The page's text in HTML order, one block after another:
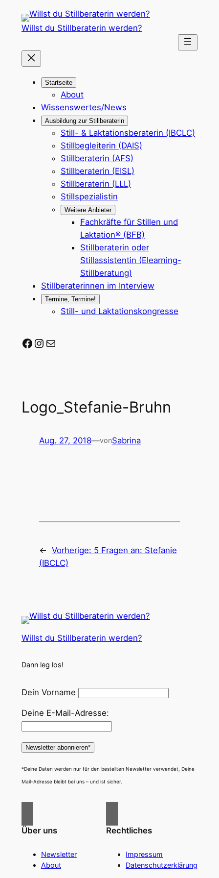
Inhalt
Willst du Stillberaterin werden?
Startseite
About
Wissenswertes/News
Ausbildung zur Stillberaterin
Still- & Laktationsberaterin (IBCLC)
Stillbegleiterin (DAIS)
Stillberaterin (AFS)
Stillberaterin (EISL)
Stillberaterin (LLL)
Stillspezialistin
Weitere Anbieter
Fachkräfte für Stillen und
Laktation® (BFB)
Stillberaterin oder
Stillassistentin (Elearning-
Stillberatung)
Stillberaterinnen im Interview
Termine, Termine!
Still- und Laktationskongresse
Stillberaterin-werden auf Facebook
Stillberaterin-werden auf Instagram
Mail-Adresse
Logo_Stefanie-Bruhn
Aug. 27, 2018—vonSabrina
← Vorherige: 5 Fragen an: Stefanie
(IBCLC)
Willst du Stillberaterin werden?
Dann leg los!
Dein Vorname
Deine E-Mail-Adresse:
*Deine Daten werden nur für den bestellten Newsletter verwendet, Deine
Mail-Adresse bleibt bei uns – und ist sicher.
Über uns
Newsletter
About
Rechtliches
Impressum
Datenschutzerklärung